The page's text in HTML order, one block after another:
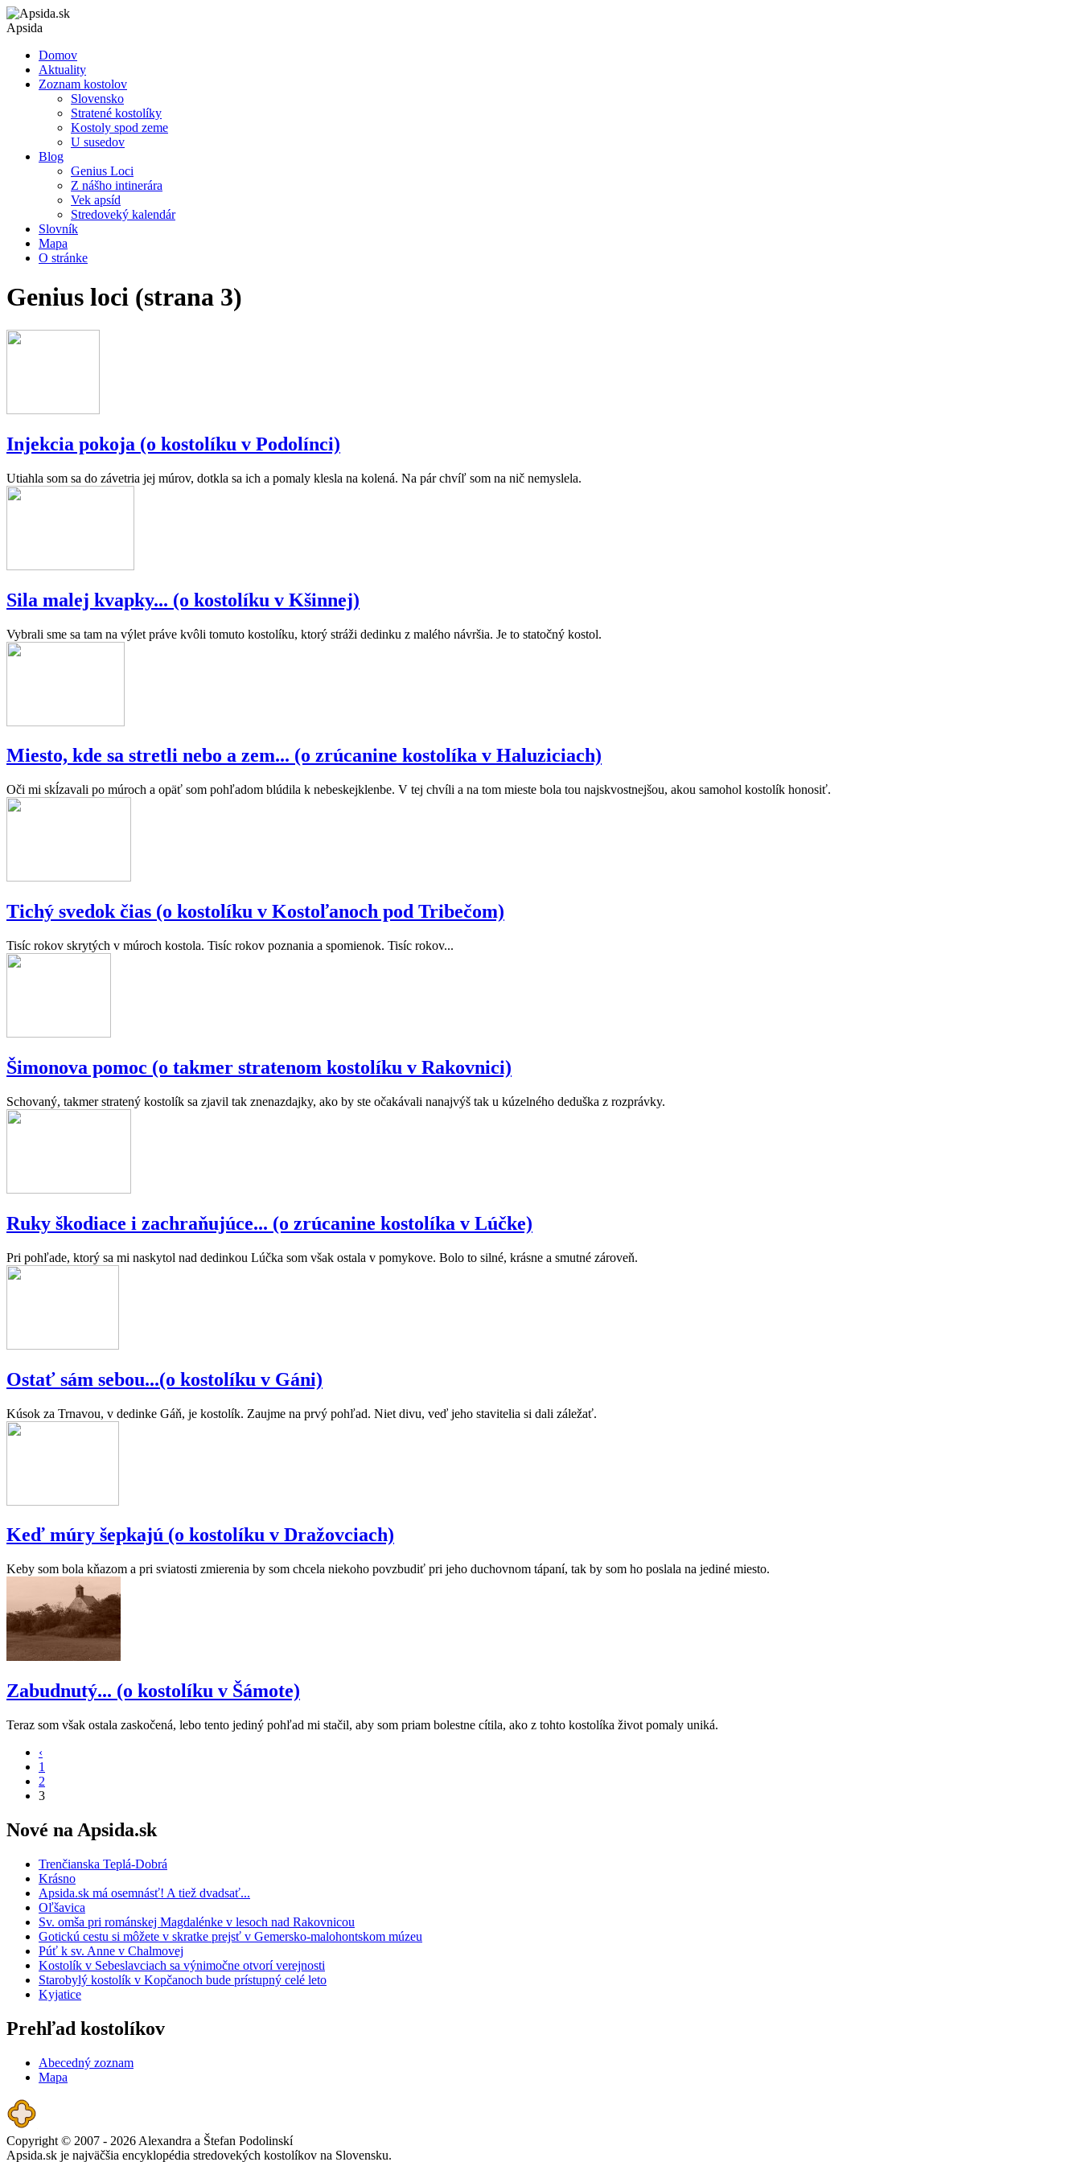
Apsida
Domov
Aktuality
Zoznam kostolov
Slovensko
Stratené kostolíky
Kostoly spod zeme
U susedov
Blog
Genius Loci
Z nášho intinerára
Vek apsíd
Stredoveký kalendár
Slovník
Mapa
O stránke
Genius loci (strana 3)
Injekcia pokoja (o kostolíku v Podolínci)
Utiahla som sa do závetria jej múrov, dotkla sa ich a pomaly klesla na kolená. Na pár chvíľ som na nič nemyslela.
Sila malej kvapky... (o kostolíku v Kšinnej)
Vybrali sme sa tam na výlet práve kvôli tomuto kostolíku, ktorý stráži dedinku z malého návršia. Je to statočný kostol.
Miesto, kde sa stretli nebo a zem... (o zrúcanine kostolíka v Haluziciach)
Oči mi skĺzavali po múroch a opäť som pohľadom blúdila k nebeskejklenbe. V tej chvíli a na tom mieste bola tou najskvostnejšou, akou samohol kostolík honosiť.
Tichý svedok čias (o kostolíku v Kostoľanoch pod Tribečom)
Tisíc rokov skrytých v múroch kostola. Tisíc rokov poznania a spomienok. Tisíc rokov...
Šimonova pomoc (o takmer stratenom kostolíku v Rakovnici)
Schovaný, takmer stratený kostolík sa zjavil tak znenazdajky, ako by ste očakávali nanajvýš tak u kúzelného deduška z rozprávky.
Ruky škodiace i zachraňujúce... (o zrúcanine kostolíka v Lúčke)
Pri pohľade, ktorý sa mi naskytol nad dedinkou Lúčka som však ostala v pomykove. Bolo to silné, krásne a smutné zároveň.
Ostať sám sebou...(o kostolíku v Gáni)
Kúsok za Trnavou, v dedinke Gáň, je kostolík. Zaujme na prvý pohľad. Niet divu, veď jeho stavitelia si dali záležať.
Keď múry šepkajú (o kostolíku v Dražovciach)
Keby som bola kňazom a pri sviatosti zmierenia by som chcela niekoho povzbudiť pri jeho duchovnom tápaní, tak by som ho poslala na jediné miesto.
Zabudnutý... (o kostolíku v Šámote)
Teraz som však ostala zaskočená, lebo tento jediný pohľad mi stačil, aby som priam bolestne cítila, ako z tohto kostolíka život pomaly uniká.
‹
1
2
3
Nové na Apsida.sk
Trenčianska Teplá-Dobrá
Krásno
Apsida.sk má osemnásť! A tiež dvadsať...
Oľšavica
Sv. omša pri románskej Magdalénke v lesoch nad Rakovnicou
Gotickú cestu si môžete v skratke prejsť v Gemersko-malohontskom múzeu
Púť k sv. Anne v Chalmovej
Kostolík v Sebeslavciach sa výnimočne otvorí verejnosti
Starobylý kostolík v Kopčanoch bude prístupný celé leto
Kyjatice
Prehľad kostolíkov
Abecedný zoznam
Mapa
Copyright © 2007 - 2026 Alexandra a Štefan Podolinskí
Apsida.sk je najväčšia encyklopédia stredovekých kostolíkov na Slovensku.